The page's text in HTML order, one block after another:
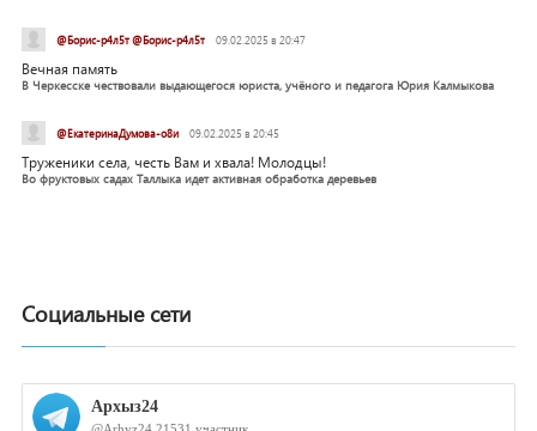
@Борис-р4л5т @Борис-р4л5т 09.02.2025 в 20:47
Вечная память
В Черкесске чествовали выдающегося юриста, учёного и педагога Юрия Калмыкова
@ЕкатеринаДумова-о8и 09.02.2025 в 20:45
Труженики села, честь Вам и хвала! Молодцы!
Во фруктовых садах Таллыка идет активная обработка деревьев
Социальные сети